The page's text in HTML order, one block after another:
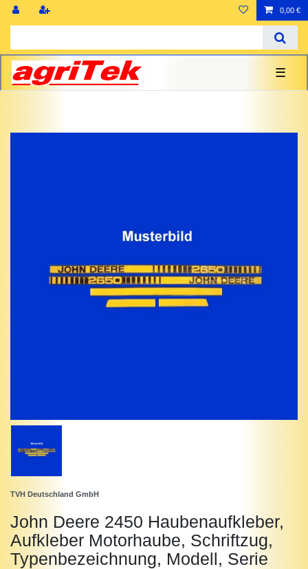
0,00 €
☰
TVH Deutschland GmbH
John Deere 2450 Haubenaufkleber,
Aufkleber Motorhaube, Schriftzug,
Typenbezeichnung, Modell, Serie